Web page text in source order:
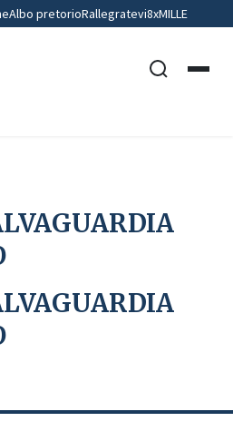
Albo pretorioRallegratevi8xMILLE